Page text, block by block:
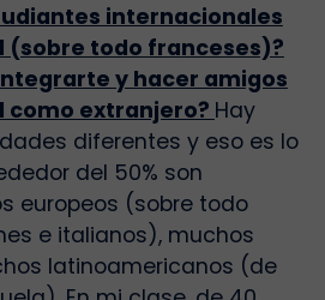
internacionales
(sobre todo franceses)?
y hacer amigos
como extranjero? Hay
diferentes y eso es lo
del 50% son
europeos (sobre todo
e italianos), muchos
latinoamericanos (de